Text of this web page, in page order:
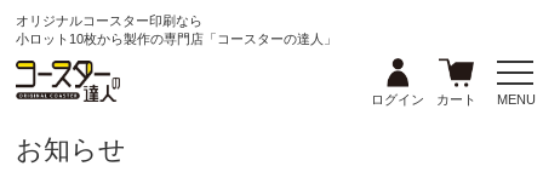
オリジナルコースター印刷なら
小ロット10枚から製作の専門店「コースターの達人」
ログイン カート MENU
お知らせ